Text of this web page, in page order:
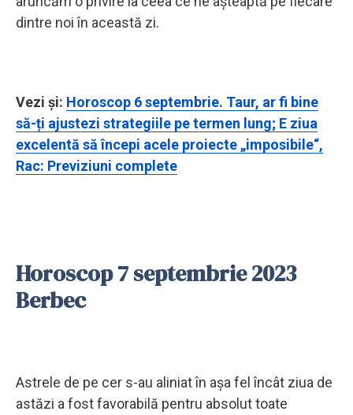
dintre noi în această zi.
Vezi și: Horoscop 6 septembrie. Taur, ar fi bine
să-ți ajustezi strategiile pe termen lung; E ziua
excelentă să începi acele proiecte „imposibile“,
Rac: Previziuni complete
Horoscop 7 septembrie 2023
Berbec
Astrele de pe cer s-au aliniat în așa fel încât ziua de
astăzi a fost favorabilă pentru absolut toate